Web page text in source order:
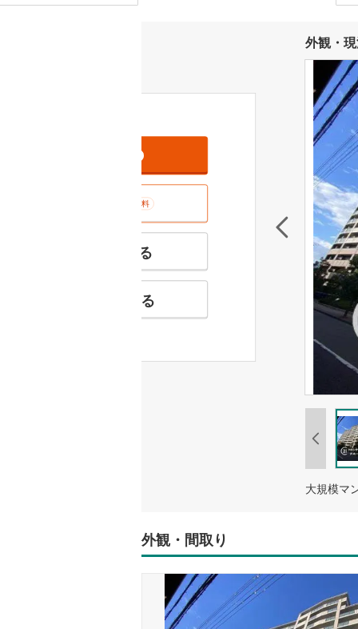
外観・
無料
特徴の似た物件を見る
お気に入りに追加する
外観・間取り